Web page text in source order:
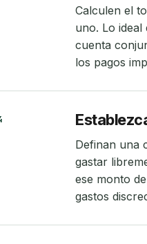
Calculen el
uno. Lo ideal
cuenta
los pagos
Definan una
gastar
ese monto
gastos